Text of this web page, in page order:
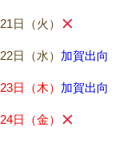
21日（火）
22日（水） 加賀出向
23日（木） 加賀出向
24日（金）